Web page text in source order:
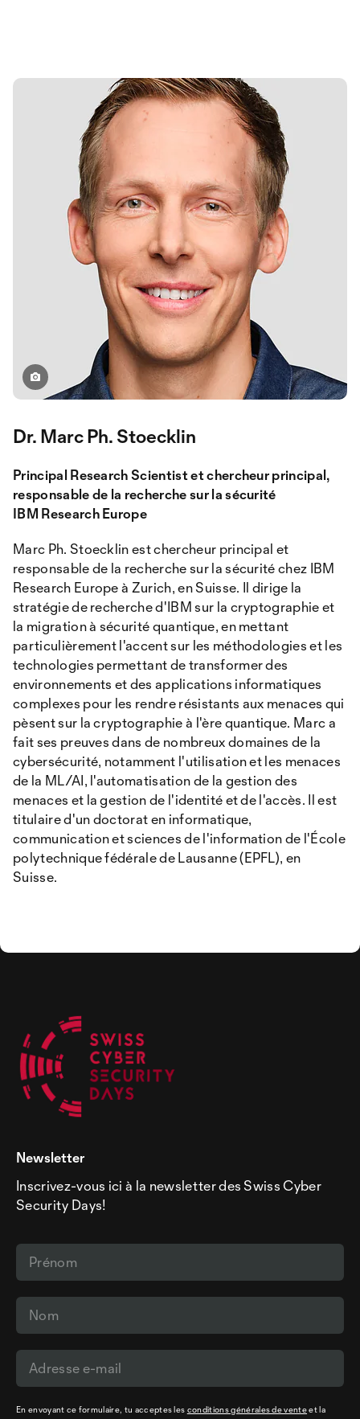
Dr. Marc Ph. Stoecklin
Principal Research Scientist et chercheur principal,
responsable de la recherche sur la sécurité
IBM Research Europe
Marc Ph. Stoecklin est chercheur principal et
responsable de la recherche sur la sécurité chez IBM
Research Europe à Zurich, en Suisse. Il dirige la
stratégie de recherche d'IBM sur la cryptographie et
la migration à sécurité quantique, en mettant
particulièrement l'accent sur les méthodologies et les
technologies permettant de transformer des
environnements et des applications informatiques
complexes pour les rendre résistants aux menaces qui
pèsent sur la cryptographie à l'ère quantique. Marc a
fait ses preuves dans de nombreux domaines de la
cybersécurité, notamment l'utilisation et les menaces
de la ML/AI, l'automatisation de la gestion des
menaces et la gestion de l'identité et de l'accès. Il est
titulaire d'un doctorat en informatique,
communication et sciences de l'information de l'École
polytechnique fédérale de Lausanne (EPFL), en
Suisse.
Newsletter
Inscrivez-vous ici à la newsletter des Swiss Cyber
Security Days!
En envoyant ce formulaire, tu acceptes les conditions générales de venteet la